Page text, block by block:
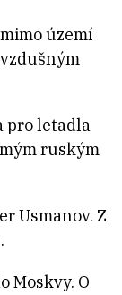
území
pro letadla
ruským
Usmanov. Z
Moskvy. O